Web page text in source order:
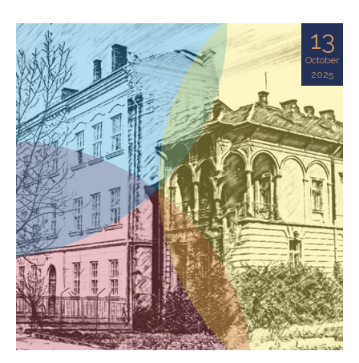
13
October
2025